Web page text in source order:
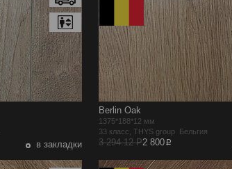
в закладки
Berlin Oak
1375*188*12 мм
33 класс, THYS group Бельгия
3 294.12 Р2 800p